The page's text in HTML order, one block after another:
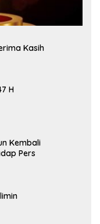
Kasih
H
Kembali
Pers